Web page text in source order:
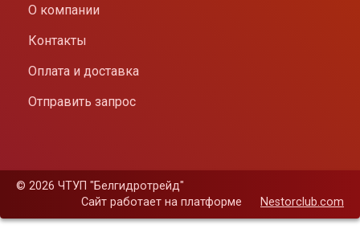
О компании
Контакты
Оплата и доставка
Отправить запрос
© 2026 ЧТУП "Белгидротрейд"
Сайт работает на платформе
Nestorclub.com